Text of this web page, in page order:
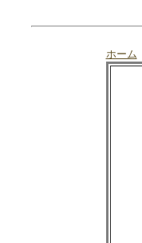
ホーム